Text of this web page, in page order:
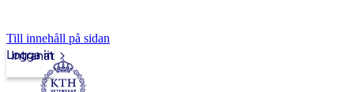
Till innehåll på sidan
Intranät
Logga in